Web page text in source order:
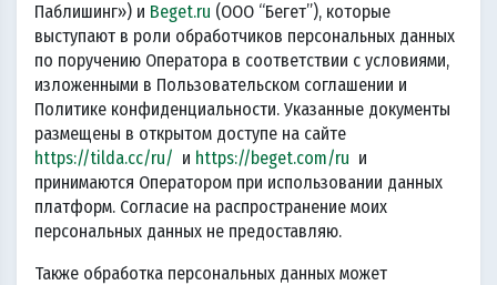
Паблишинг») и Beget.ru (ООО “Бегет”), которые
выступают в роли обработчиков персональных данных
по поручению Оператора в соответствии с условиями,
изложенными в Пользовательском соглашении и
Политике конфиденциальности. Указанные документы
размещены в открытом доступе на сайте
https://tilda.cc/ru/ и https://beget.com/ru и
принимаются Оператором при использовании данных
платформ. Согласие на распространение моих
персональных данных не предоставляю.
Также обработка персональных данных может